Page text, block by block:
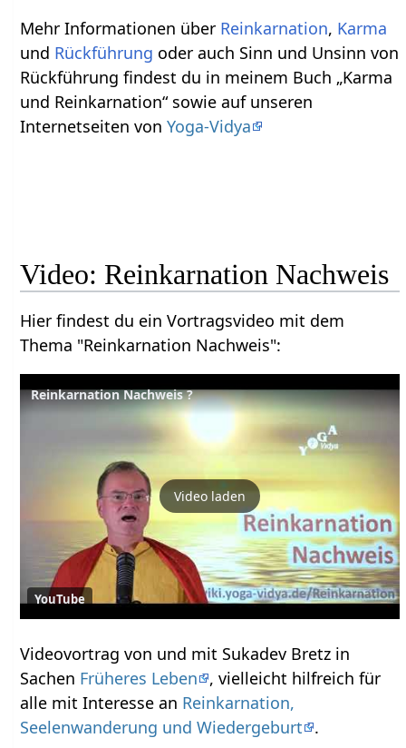
Mehr Informationen über Reinkarnation, Karma
und Rückführung oder auch Sinn und Unsinn von
Rückführung findest du in meinem Buch „Karma
und Reinkarnation“ sowie auf unseren
Internetseiten vonYoga-Vidya
Video: Reinkarnation Nachweis
Hier findest du ein Vortragsvideo mit dem
Thema "Reinkarnation Nachweis":
Reinkarnation Nachweis ?
Video laden
YouTube
Videovortrag von und mit Sukadev Bretz in
Sachen Früheres Leben
, vielleicht hilfreich für
alle mit Interesse an Reinkarnation,
Seelenwanderung und Wiedergeburt
.